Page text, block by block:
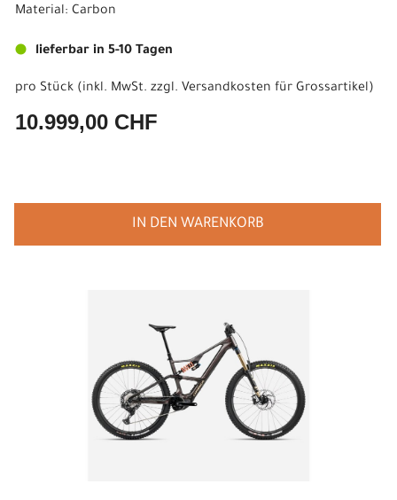
Material: Carbon
lieferbar in 5-10 Tagen
pro Stück (inkl. MwSt. zzgl. Versandkosten für Grossartikel)
10.999,00 CHF
IN DEN WARENKORB